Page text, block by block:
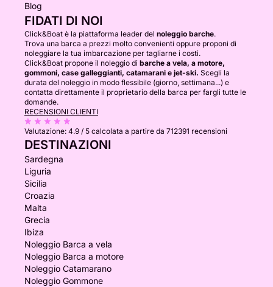
Blog
FIDATI DI NOI
Click&Boat è la piattaforma leader del noleggio barche.
Trova una barca a prezzi molto convenienti oppure proponi di
noleggiare la tua imbarcazione per tagliarne i costi.
Click&Boat propone il noleggio di barche a vela, a motore,
gommoni, case galleggianti, catamarani e jet-ski. Scegli la
durata del noleggio in modo flessibile (giorno, settimana...) e
contatta direttamente il proprietario della barca per fargli tutte le
domande.
RECENSIONI CLIENTI
Valutazione: 4.9 / 5 calcolata a partire da 712391 recensioni
DESTINAZIONI
Sardegna
Liguria
Sicilia
Croazia
Malta
Grecia
Ibiza
Noleggio Barca a vela
Noleggio Barca a motore
Noleggio Catamarano
Noleggio Gommone